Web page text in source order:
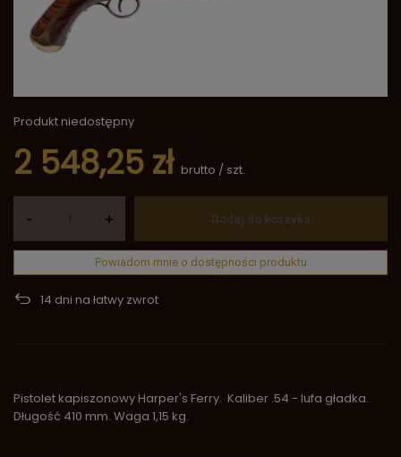
Produkt niedostępny
2 548,25 zł brutto / szt.
- + Dodaj do koszyka
Powiadom mnie o dostępności produktu
14 dni na łatwy zwrot
Pistolet kapiszonowy Harper's Ferry. Kaliber .54 - lufa gładka.
Długość 410 mm. Waga 1,15 kg.